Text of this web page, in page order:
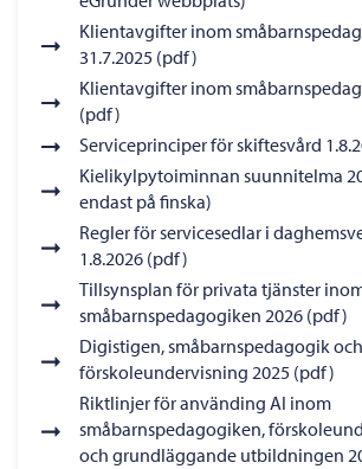
Klientavgifter inom
31.7.2025 (pdf)
Klientavgifter inom
(pdf)
Serviceprinciper för skiftesvård
Kielikylpytoiminnan suunnitelma
endast på finska)
Regler för servicesedlar i
1.8.2026 (pdf)
Tillsynsplan för privata tjänster
småbarnspedagogiken 2026 (pdf)
Digistigen, småbarnspedagogik och
förskoleundervisning 2025 (pdf)
Riktlinjer för använding AI inom
småbarnspedagogiken,
och grundläggande utbildningen